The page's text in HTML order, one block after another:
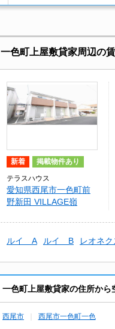
一色町上屋敷貸家周辺の
新着 掲載物件あり
テラスハウス
愛知県西尾市一色町前
野新田 VILLAGE嶺
ルイ A ルイ B レオネ
一色町上屋敷貸家の住所か
西尾市 西尾市一色町一色